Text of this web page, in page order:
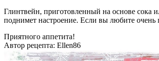
Глинтвейн, приготовленный на основе сока
поднимет настроение. Если вы любите
Приятного аппетита!
Автор рецепта: Ellen86